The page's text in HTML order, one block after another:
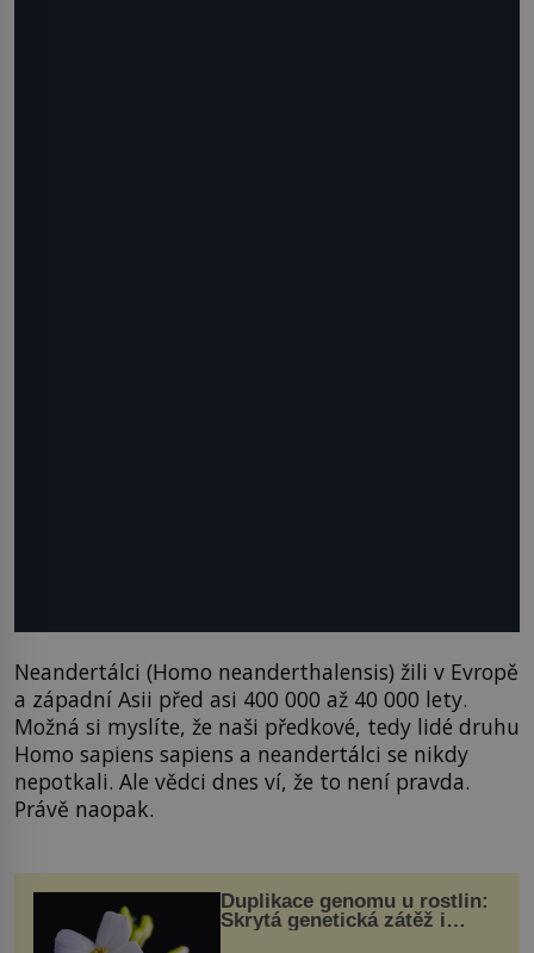
Neandertálci (Homo neanderthalensis) žili v Evropě
a západní Asii před asi 400 000 až 40 000 lety.
Možná si myslíte, že naši předkové, tedy lidé druhu
Homo sapiens sapiens a neandertálci se nikdy
nepotkali. Ale vědci dnes ví, že to není pravda.
Právě naopak.
Duplikace genomu u rostlin:
Skrytá genetická zátěž i